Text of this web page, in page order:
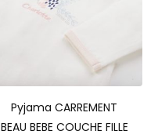
Pyjama CARREMENT
BEAU BEBE COUCHE FILLE